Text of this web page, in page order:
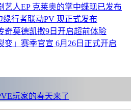
艺人EP 克莱奥的掌中蝶现已发布
缘行者联动PV 现正式发布
奇莫德凯撒9日开启超前体验
变」赛季官宣 6月26日正式开启
玩家的春天来了